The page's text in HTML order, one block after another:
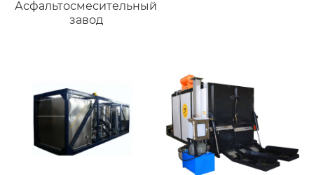
Асфальтосмесительный
завод